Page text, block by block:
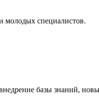
молодых специалистов.
базы знаний,